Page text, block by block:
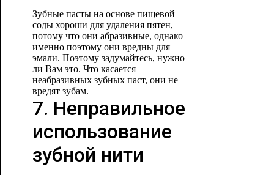
Зубные пасты на основе пищевой
соды хороши для удаления пятен,
потому что они абразивные, однако
именно поэтому они вредны для
эмали. Поэтому задумайтесь, нужно
ли Вам это. Что касается
неабразивных зубных паст, они не
вредят зубам.
7. Неправильное
использование
зубной нити